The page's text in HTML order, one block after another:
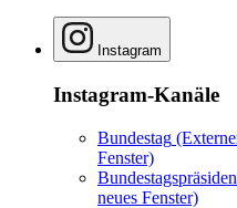
Instagram
Instagram-Kanäle
Bundestag
Fenster)
neues Fenster)